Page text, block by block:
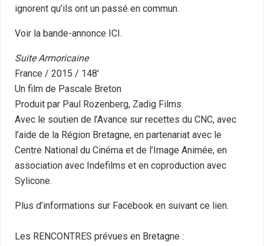
ignorent qu’ils ont un passé en commun.
Voir la bande-annonce ICI.
Suite Armoricaine
France / 2015 / 148′
Un film de Pascale Breton
Produit par Paul Rozenberg, Zadig Films.
Avec le soutien de l’Avance sur recettes du CNC, avec
l’aide de la Région Bretagne, en partenariat avec le
Centre National du Cinéma et de l’Image Animée, en
association avec Indefilms et en coproduction avec
Sylicone.
Plus d’informations sur Facebook en suivant ce lien.
Les RENCONTRES prévues en Bretagne :